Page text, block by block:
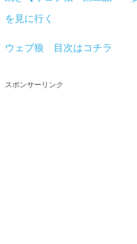
を見に行く
ウェブ狼 目次はコチラ
スポンサーリンク